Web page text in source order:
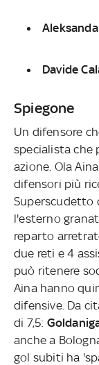
Davide
Spiegone
Un difensore
specialista che
azione. Ola
difensori più
Superscudetto
l'esterno
reparto
due reti e 4
può ritenere
Aina hanno
difensive. Da
di 7,5:
anche a
gol subiti ha